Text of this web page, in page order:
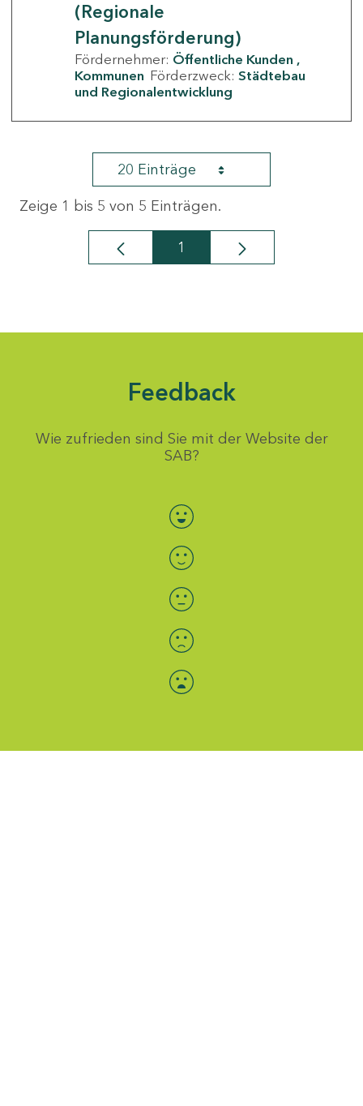
(Regionale
Planungsförderung)
Fördernehmer: Öffentliche Kunden
Kommunen Förderzweck: Städtebau
und Regionalentwicklung
20 Einträge
Zeige 1 bis 5 von 5 Einträgen.
Seite
1
Feedback
Wie zufrieden sind Sie mit der Website der
SAB?
Bewertung auswählen